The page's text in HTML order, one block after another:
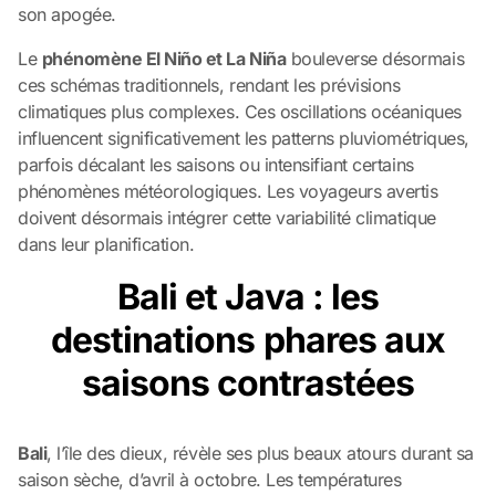
son apogée.
Le phénomène El Niño et La Niñabouleverse désormais
ces schémas traditionnels, rendant les prévisions
climatiques plus complexes. Ces oscillations océaniques
influencent significativement les patterns pluviométriques,
parfois décalant les saisons ou intensifiant certains
phénomènes météorologiques. Les voyageurs avertis
doivent désormais intégrer cette variabilité climatique
dans leur planification.
Bali et Java : les
destinations phares aux
saisons contrastées
Bali, l’île des dieux, révèle ses plus beaux atours durant sa
saison sèche, d’avril à octobre. Les températures